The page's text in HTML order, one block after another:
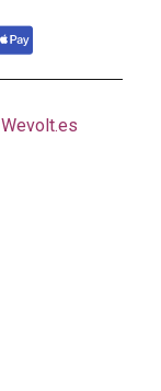
Wevolt.es